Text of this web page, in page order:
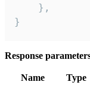
    },
}
Response
Name Type